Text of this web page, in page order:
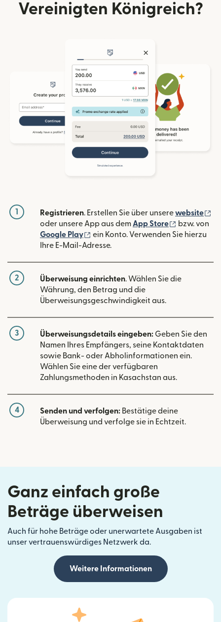
Vereinigten Königreich?
1 Registrieren. Erstellen Sie über unserewebsite
oder unsere App aus dem App Store (wird in
bzw. von
Google Play
(wird in einem neuen Fenster
ein Konto. Verwenden Sie hierzu
Ihre E-Mail-Adresse.
2 Überweisung einrichten. Wählen Sie die
Währung, den Betrag und die
Überweisungsgeschwindigkeit aus.
3 Überweisungsdetails eingeben: Geben Sie den
Namen Ihres Empfängers, seine Kontaktdaten
sowie Bank- oder Abholinformationen ein.
Wählen Sie eine der verfügbaren
Zahlungsmethoden in Kasachstan aus.
4 Senden und verfolgen: Bestätige deine
Überweisung und verfolge sie in Echtzeit.
Ganz einfach große
Beträge überweisen
Auch für hohe Beträge oder unerwartete Ausgaben ist
unser vertrauenswürdiges Netzwerk da.
Weitere Informationen